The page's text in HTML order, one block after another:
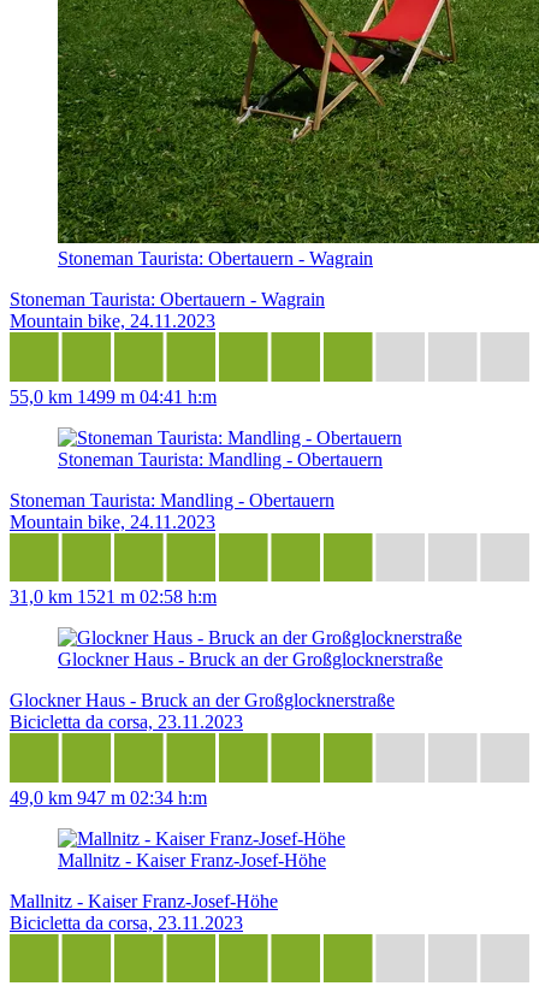
Stoneman Taurista: Obertauern - Wagrain
Stoneman Taurista: Obertauern - Wagrain
Mountain bike, 24.11.2023
55,0 km 1499 m 04:41 h:m
Stoneman Taurista: Mandling - Obertauern
Stoneman Taurista: Mandling - Obertauern
Mountain bike, 24.11.2023
31,0 km 1521 m 02:58 h:m
Glockner Haus - Bruck an der Großglocknerstraße
Glockner Haus - Bruck an der Großglocknerstraße
Bicicletta da corsa, 23.11.2023
49,0 km 947 m 02:34 h:m
Mallnitz - Kaiser Franz-Josef-Höhe
Mallnitz - Kaiser Franz-Josef-Höhe
Bicicletta da corsa, 23.11.2023